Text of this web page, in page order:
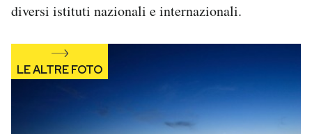
diversi istituti nazionali e internazionali.